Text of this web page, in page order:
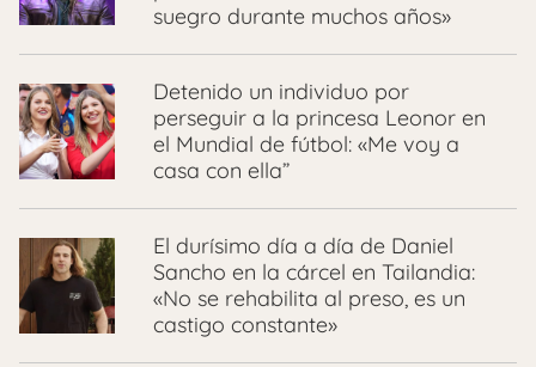
suegro durante muchos años»
Detenido un individuo por
perseguir a la princesa Leonor en
el Mundial de fútbol: «Me voy a
casa con ella”
El durísimo día a día de Daniel
Sancho en la cárcel en Tailandia:
«No se rehabilita al preso, es un
castigo constante»